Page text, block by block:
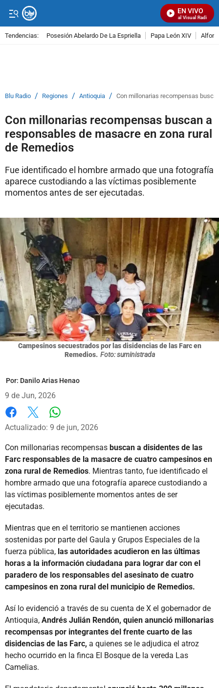
EN VIVO
Señal Visual Radio
Tendencias: Posesión Abelardo De La Espriella Papa León XIV
Blu Radio / Regiones / Antioquia / Con millonarias recompensas
Con millonarias recompensas buscan a
responsables de masacre en zona rural
de Remedios
Fue identificado el hombre armado que una fotografía
aparece custodiando a las víctimas posiblemente
momentos antes de ser ejecutadas.
Campesinos secuestrados por las disidencias de las Farc en
Remedios. Foto: suministrada
Por: Danilo Arias Henao
9 de Jun, 2026
Facebook
X
Actualizado: 9 de jun, 2026
Con millonarias recompensas buscan a disidentes de las
Farc responsables de la masacre de cuatro campesinos en
zona rural de Remedios. Mientras tanto, fue identificado el
hombre armado que una fotografía aparece custodiando a
las víctimas posiblemente momentos antes de ser
ejecutadas.
Mientras que en el territorio se mantienen acciones
sostenidas por parte del Gaula y Grupos Especiales de la
fuerza pública, las autoridades acudieron en las últimas
horas a la información ciudadana para lograr dar con el
paradero de los responsables del asesinato de cuatro
campesinos en zona rural del municipio de Remedios.
Así lo evidenció a través de su cuenta de X el gobernador de
Antioquia, Andrés Julián Rendón, quien anunció millonarias
recompensas por integrantes del frente cuarto de las
disidencias de las Farc, a quienes se le adjudica el atroz
hecho ocurrido en la finca El Bosque de la vereda Las
Camelias.